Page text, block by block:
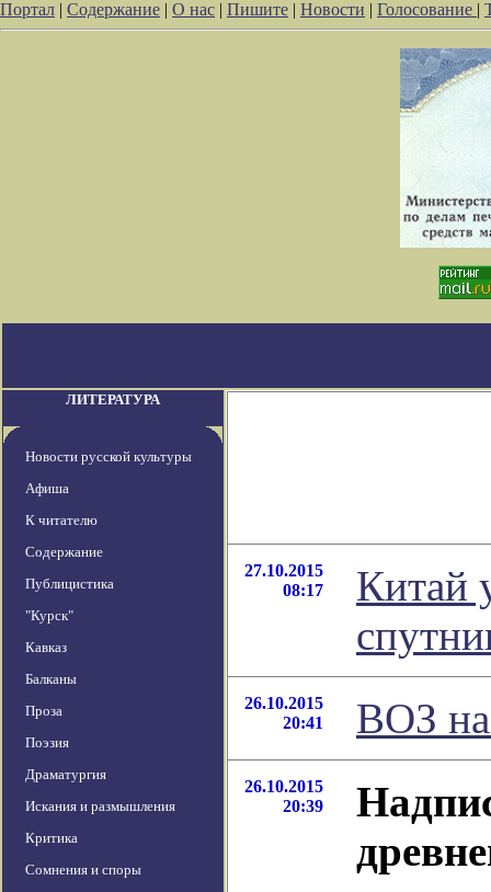
Портал | Содержание | О нас | Пишите | Новости | Голосование |
ЛИТЕРАТУРА
Новости русской культуры
Афиша
К читателю
Содержание
Публицистика
"Курск"
Кавказ
Балканы
Проза
Поэзия
Драматургия
Искания и размышления
Критика
Сомнения и споры
27.10.2015
08:17
Китай
26.10.2015
20:41
ВОЗ
26.10.2015
20:39